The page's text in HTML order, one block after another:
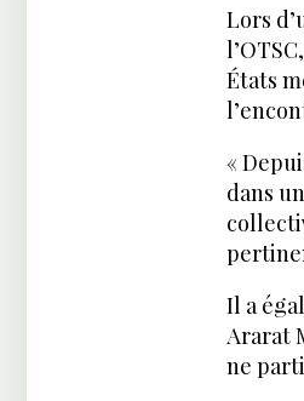
Lors
États
«
dans
Il a
Ararat
ne